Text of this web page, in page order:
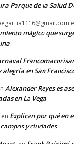
Parque de la Salud
mágico que
alegría en San
Alexander Reyes es
en La Vega
en Explican por qué en
y ciudades